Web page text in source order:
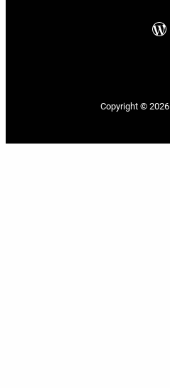
WordPress
Copyright © 2026